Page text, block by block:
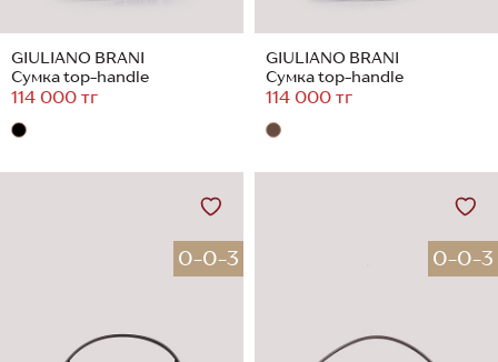
GIULIANO BRANI
Сумка top-handle
114 000 тг
GIULIANO BRANI
Сумка top-handle
114 000 тг
0-0-3 0-0-3